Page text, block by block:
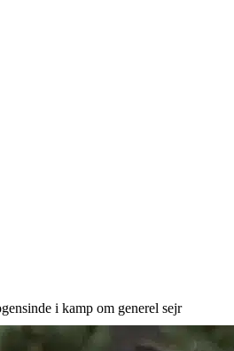
i kamp om generel sejr